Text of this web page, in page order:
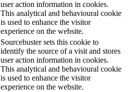
user action information in cookies.
This analytical and behavioural cookie
is used to enhance the visitor
experience on the website.
Sourcebuster sets this cookie to
identify the source of a visit and stores
user action information in cookies.
This analytical and behavioural cookie
is used to enhance the visitor
experience on the website.